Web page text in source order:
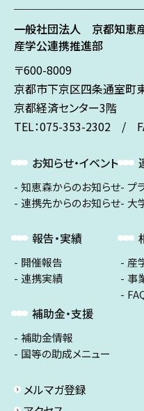
一般社団法人 京都知恵
産学公連携推進部
〒600-8009
京都市下京区四条通室町
京都経済センター3階
TEL：075-353-2302 /
お知らせ・イベント
知恵森からのお知らせ
連携先からのお知らせ
報告・実績
開催報告
連携実績
補助金・支援
補助金情報
国等の助成メニュー
プ
大
産
事
メルマガ登録